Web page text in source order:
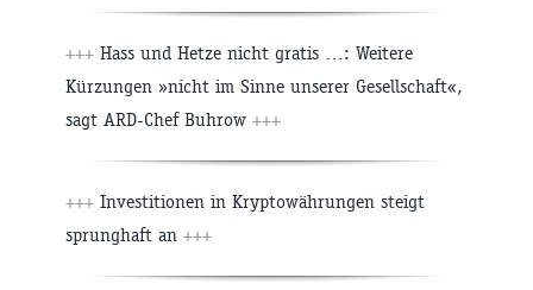
+++ Hass und Hetze nicht gratis …: Weitere
Kürzungen »nicht im Sinne unserer Gesellschaft«,
sagt ARD-Chef Buhrow +++
+++ Investitionen in Kryptowährungen steigt
sprunghaft an +++